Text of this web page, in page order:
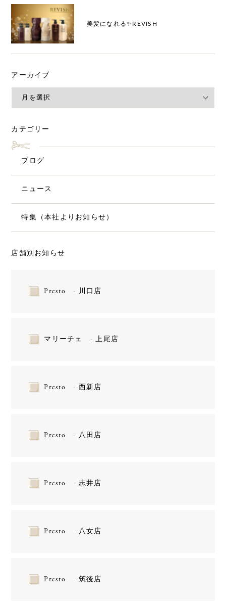
美髪になれる✨REVISH
アーカイブ
カテゴリー
ブログ
ニュース
特集（本社よりお知らせ）
店舗別お知らせ
Presto - 川口店
マリーチェ - 上尾店
Presto - 西新店
Presto - 八田店
Presto - 志井店
Presto - 八女店
Presto - 筑後店